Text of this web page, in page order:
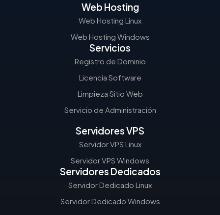
Web Hosting
Web Hosting Linux
Web Hosting Windows
Servicios
Registro de Dominio
Licencia Software
Limpieza Sitio Web
Servicio de Administración
Servidores VPS
Servidor VPS Linux
Servidor VPS Windows
Servidores Dedicados
Servidor Dedicado Linux
Servidor Dedicado Windows